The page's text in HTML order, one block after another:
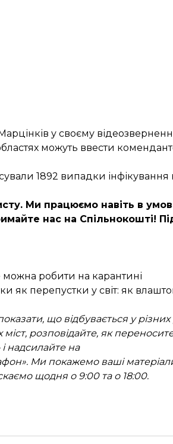
у своєму
можуть ввести
1892 випадки інфікування
Ми працюємо навіть в
нас на Спільнокошті!
можна робити на карантині
як перепустки у світ: як
що відбувається у різних
розповідайте, як
надсилайте на
Ми покажемо ваші
щодня о 9:00 та о 18:00.